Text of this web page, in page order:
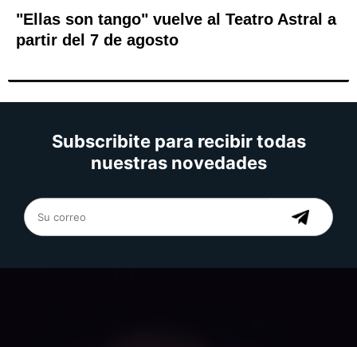
"Ellas son tango" vuelve al Teatro Astral a
partir del 7 de agosto
Subscribite para recibir todas
nuestras novedades